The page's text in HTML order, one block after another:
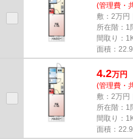
(管理費・
敷：2万円
所在階：1
間取り：
面積：
4.2万円
(管理費・
敷：2万円
所在階：1
間取り：
面積：